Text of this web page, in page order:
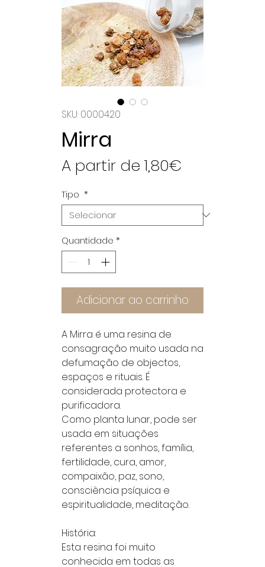
SKU: 0000420
Mirra
A partir de 1,80€
Tipo *
Quantidade *
Adicionar ao carrinho
A Mirra é uma resina de
consagração muito usada na
defumação de objectos,
espaços e rituais. É
considerada protectora e
purificadora.
Como planta lunar, pode ser
usada em situações
referentes a sonhos, família,
fertilidade, cura, amor,
compaixão, paz, sono,
consciência psíquica e
espiritualidade, meditação.
História:
Esta resina foi muito
conhecida em todas as